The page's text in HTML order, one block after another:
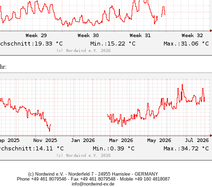
(c) Nordwind e.V. - Norderfeld 7 - 24955 Harrislee - GERMANY
Phone +49 461 8079546 - Fax +49 461 8079548 - Mobile +49 160 4818087
info@nordwind-ev.de